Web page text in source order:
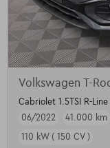
Volkswagen T-
Cabriolet 1.5TSI R-
06/2022
41.000 km
110 kW ( 150 CV )